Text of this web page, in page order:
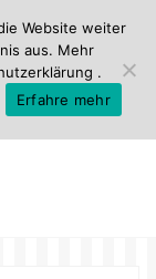
Website weiter
aus. Mehr
.
Erfahre mehr